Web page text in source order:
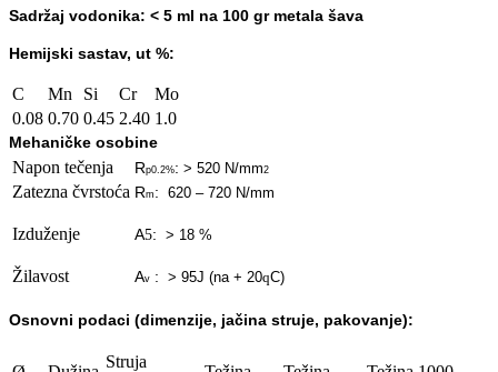
Sadržaj vodonika: < 5 ml na 100 gr metala šava
Hemijski sastav, ut %:
C Mn Si Cr
Mo
0.08 0.70 0.45 2.40 1.0
Mehaničke osobine
Napon tečenja Rp0.2%: > 520 N/mm2
Zatezna čvrstoća Rm: 620 – 720 N/mm
Izduženje A5: > 18 %
Žilavost Av : > 95J (na + 20qC)
Osnovni podaci (dimenzije, jačina struje, pakovanje):
Struja